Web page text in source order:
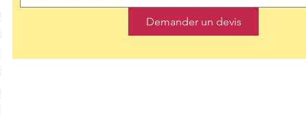
Demander un devis